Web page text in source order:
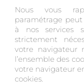
Nous vous
paramétrage peut
à nos services
strictement
votre navigateur
l’ensemble des
votre navigateur
cookies.